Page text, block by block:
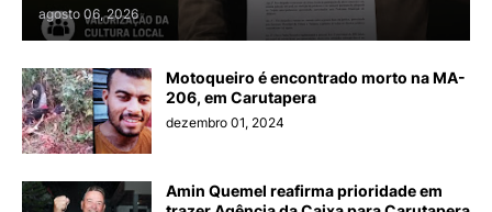
agosto 06, 2026
Motoqueiro é encontrado morto na MA-
206, em Carutapera
dezembro 01, 2024
Amin Quemel reafirma prioridade em